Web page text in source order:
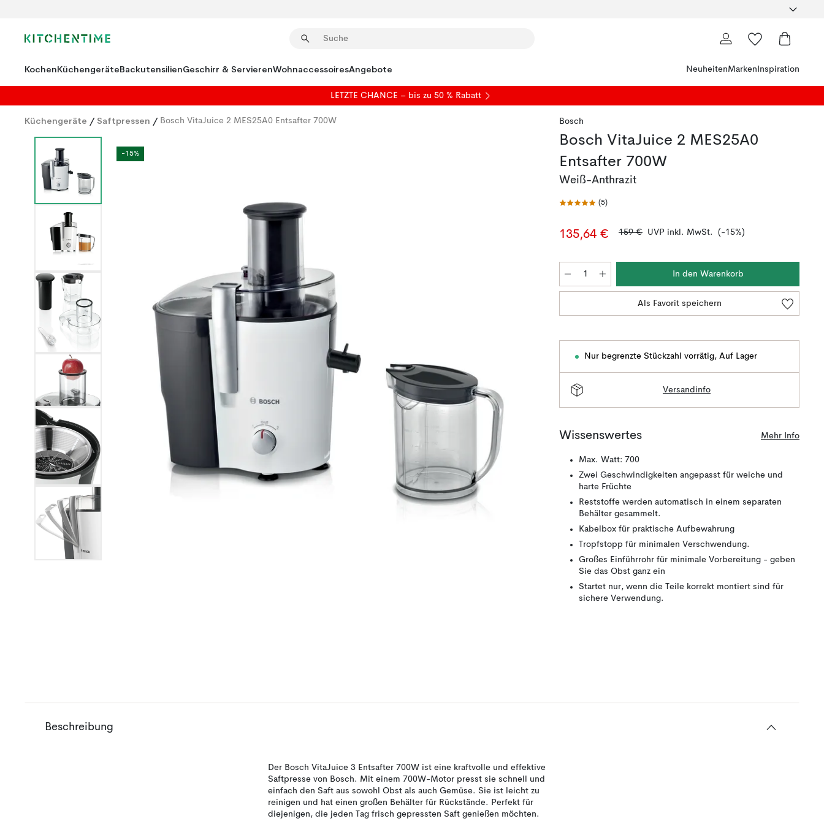
KochenKüchengeräteBackutensilienGeschirr & ServierenWohnaccessoiresAngebote NeuheitenMarken Inspiration
LETZTE CHANCE – bis zu 50 % Rabatt
Küchengeräte / Saftpressen / Bosch VitaJuice 2 MES25A0 Entsafter 700W
-15%
Bosch
Bosch VitaJuice 2 MES25A0
Entsafter 700W
Weiß-Anthrazit
(5)
135,64 € 159 € UVP inkl. MwSt. (-15%)
In den Warenkorb
Als Favorit speichern
Nur begrenzte Stückzahl vorrätig, Auf Lager
Versandinfo
Wissenswertes Mehr Info
Max. Watt: 700
Zwei Geschwindigkeiten angepasst für weiche und
harte Früchte
Reststoffe werden automatisch in einem separaten
Behälter gesammelt.
Kabelbox für praktische Aufbewahrung
Tropfstopp für minimalen Verschwendung.
Großes Einführrohr für minimale Vorbereitung - geben
Sie das Obst ganz ein
Startet nur, wenn die Teile korrekt montiert sind für
sichere Verwendung.
Beschreibung
Der Bosch VitaJuice 3 Entsafter 700W ist eine kraftvolle und effektive
Saftpresse von Bosch. Mit einem 700W-Motor presst sie schnell und
einfach den Saft aus sowohl Obst als auch Gemüse. Sie ist leicht zu
reinigen und hat einen großen Behälter für Rückstände. Perfekt für
diejenigen, die jeden Tag frisch gepressten Saft genießen möchten.